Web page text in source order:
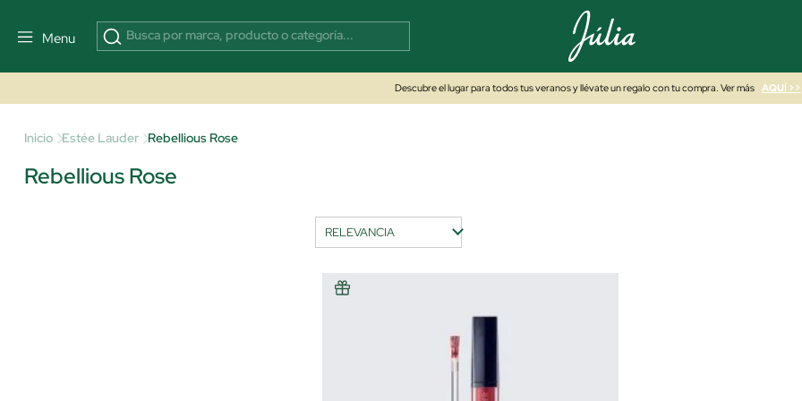
Menu
Descubre el lugar para todos tus veranos y llévate un regalo con tu compra. Ver más AQUÍ >>
Inicio Estée Lauder Rebellious Rose
Rebellious Rose